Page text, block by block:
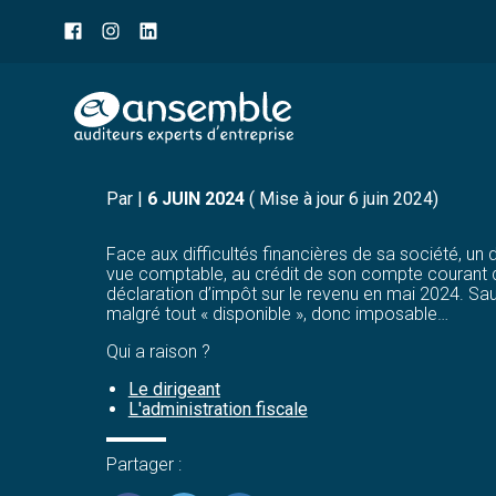
header
Aller
au
RÉMUNÉRATION DE
Par | 6 JUIN 2024( Mise à jour 6 juin 2024)
Face aux difficultés financières de sa société, un
vue comptable, au crédit de son compte courant
déclaration d’impôt sur le revenu en mai 2024.
malgré tout « disponible », donc imposable…
Qui a raison ?
Le dirigeant
L'administration fiscale
Partager :